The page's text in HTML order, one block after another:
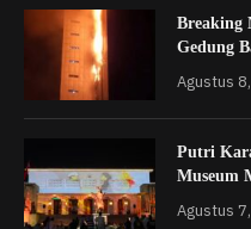
Breaking
Gedung
Agustus
Putri
Museum
Agustus